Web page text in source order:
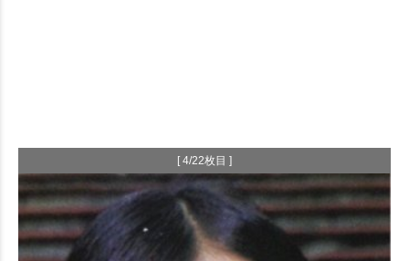
[ 4/22枚目 ]